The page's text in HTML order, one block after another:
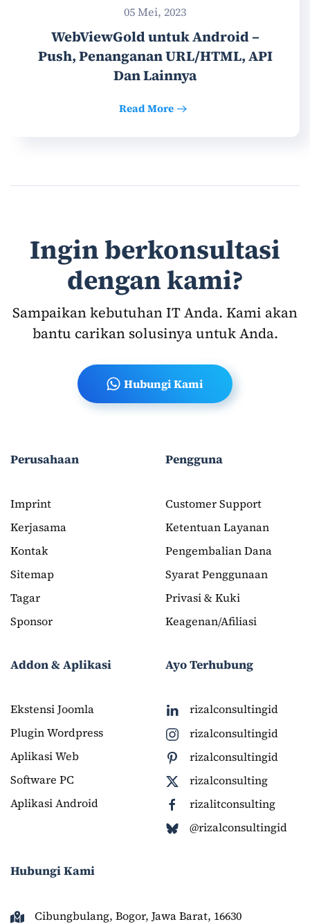
05 Mei, 2023
WebViewGold untuk Android –
Push, Penanganan URL/HTML, API
Dan Lainnya
Read More
Ingin berkonsultasi
dengan kami?
Sampaikan kebutuhan IT Anda. Kami akan
bantu carikan solusinya untuk Anda.
Hubungi Kami
Perusahaan
Imprint
Kerjasama
Kontak
Sitemap
Tagar
Sponsor
Pengguna
Customer Support
Ketentuan Layanan
Pengembalian Dana
Syarat Penggunaan
Privasi & Kuki
Keagenan/Afiliasi
Addon & Aplikasi
Ekstensi Joomla
Plugin Wordpress
Aplikasi Web
Software PC
Aplikasi Android
Ayo Terhubung
rizalconsultingid
rizalconsultingid
rizalconsultingid
rizalconsulting
rizalitconsulting
@rizalconsultingid
Hubungi Kami
Cibungbulang, Bogor, Jawa Barat, 16630